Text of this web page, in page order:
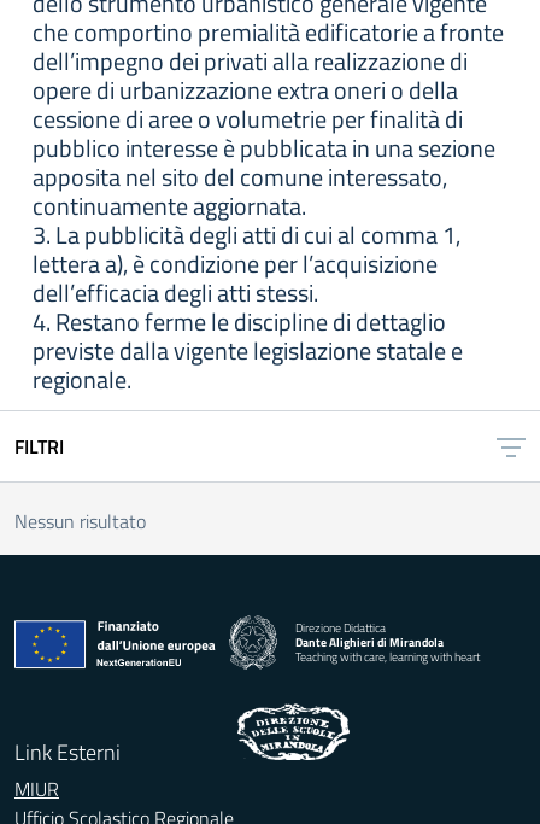
che comportino premialità edificatorie a fronte
dell’impegno dei privati alla realizzazione di
opere di urbanizzazione extra oneri o della
cessione di aree o volumetrie per finalità di
pubblico interesse è pubblicata in una sezione
apposita nel sito del comune interessato,
continuamente aggiornata.
3. La pubblicità degli atti di cui al comma 1,
lettera a), è condizione per l’acquisizione
dell’efficacia degli atti stessi.
4. Restano ferme le discipline di dettaglio
previste dalla vigente legislazione statale e
regionale.
FILTRI
Nessun risultato
Direzione Didattica
Dante Alighieri di Mirandola
Teaching with care, learning with heart
Link Esterni
MIUR
Ufficio Scolastico Regionale